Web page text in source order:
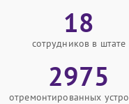
18
сотрудников в штате
2975
отремонтированных